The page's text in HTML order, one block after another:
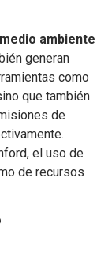
ambiente
generan
como
que también
de
el uso de
de recursos